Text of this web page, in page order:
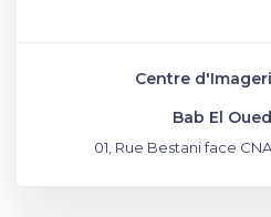
Centre
Bab El
01, Rue Bestani face